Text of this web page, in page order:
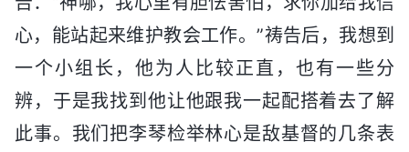
心，能站起来维护教会工作。”祷告后，我想到
一个小组长，他为人比较正直，也有一些分
辨，于是我找到他让他跟我一起配搭着去了解
此事。我们把李琴检举林心是敌基督的几条表